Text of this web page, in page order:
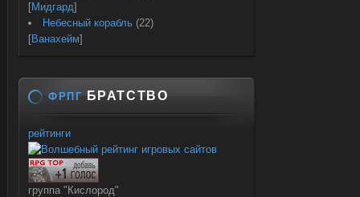
[Мидгард]
Небесный корабль (22)
[Ванахейм]
ФРПГ БРАТСТВО
рейтинги
группа "Кислород"